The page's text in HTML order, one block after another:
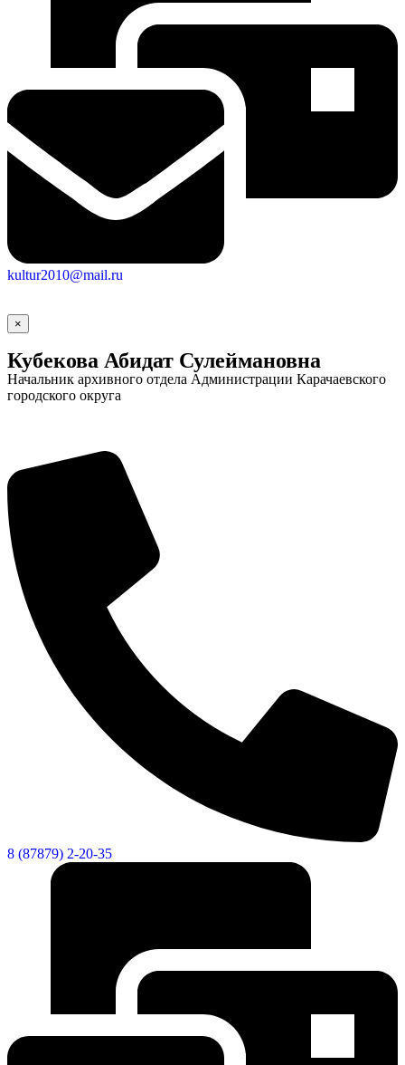
камера
kultur2010@mail.ru
×
Кубекова Абидат Сулеймановна
Начальник архивного отдела Администрации Карачаевского
городского округа
8 (87879) 2-20-35